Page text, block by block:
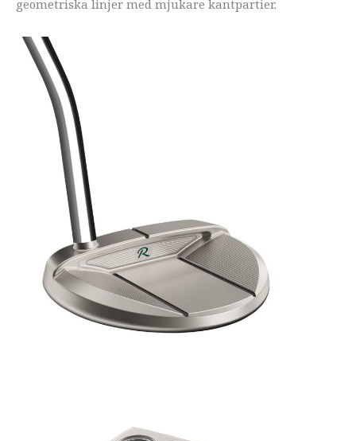
geometriska linjer med mjukare kantpartier.